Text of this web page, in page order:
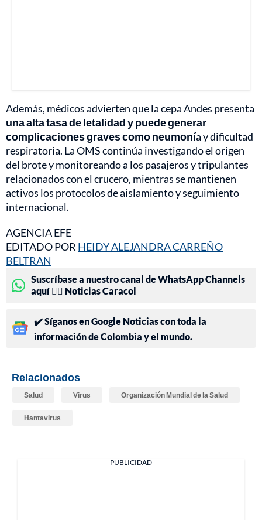
Además, médicos advierten que la cepa Andes presenta
una alta tasa de letalidad y puede generar
complicaciones graves como neumonía y dificultad
respiratoria. La OMS continúa investigando el origen
del brote y monitoreando a los pasajeros y tripulantes
relacionados con el crucero, mientras se mantienen
activos los protocolos de aislamiento y seguimiento
internacional.
AGENCIA EFE
EDITADO POR HEIDY ALEJANDRA CARREÑO
BELTRAN
Suscríbase a nuestro canal de WhatsApp Channels
aquí 👉🏻 Noticias Caracol
✔️ Síganos en Google Noticias con toda la
información de Colombia y el mundo.
Relacionados
Salud Virus Organización Mundial de la Salud
Hantavirus
PUBLICIDAD